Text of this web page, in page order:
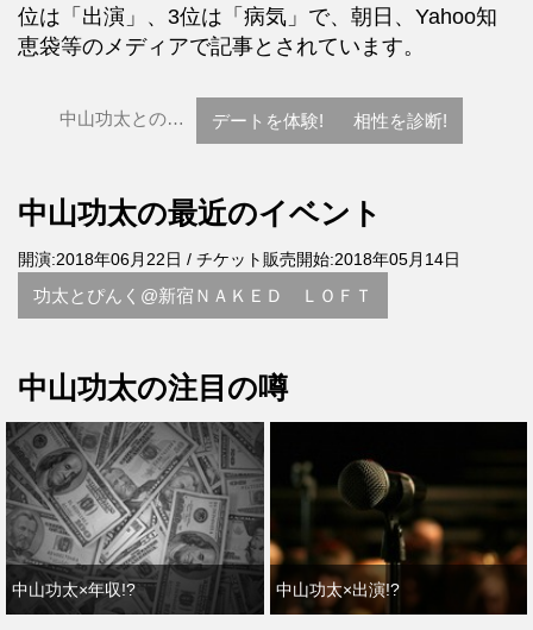
位は「出演」、3位は「病気」で、朝日、Yahoo知
恵袋等のメディアで記事とされています。
中山功太との… デートを体験! 相性を診断!
中山功太の最近のイベント
開演:2018年06月22日 / チケット販売開始:2018年05月14日
功太とぴんく@新宿ＮＡＫＥＤ ＬＯＦＴ
中山功太の注目の噂
中山功太×年収!? 中山功太×出演!?